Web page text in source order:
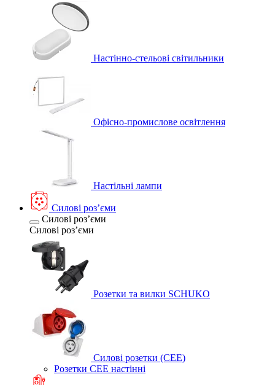
Настінно-стельові світильники
Офісно-промислове освітлення
Настільні лампи
Силові розʼєми
Силові розʼєми
Силові розʼєми
Розетки та вилки SCHUKO
Силові розетки (CEE)
Розетки CEE настінні